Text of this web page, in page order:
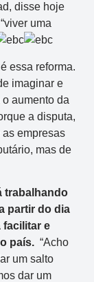
disse hoje
uma
essa reforma.
imaginar e
aumento da
a disputa,
as empresas
mas de
trabalhando
partir do dia
facilitar e
país. “Acho
um salto
dar um